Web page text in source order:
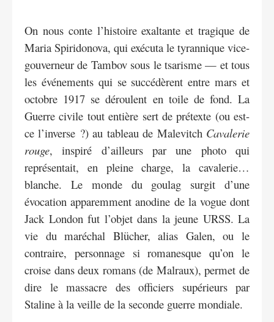
On nous conte l’histoire exaltante et tragique de
Maria Spiridonova, qui exécuta le tyrannique vice-
gouverneur de Tambov sous le tsarisme — et tous
les événements qui se succédèrent entre mars et
octobre 1917 se déroulent en toile de fond. La
Guerre civile tout entière sert de prétexte (ou est-
ce l’inverse ?) au tableau de Malevitch Cavalerie
rouge, inspiré d’ailleurs par une photo qui
représentait, en pleine charge, la cavalerie…
blanche. Le monde du goulag surgit d’une
évocation apparemment anodine de la vogue dont
Jack London fut l’objet dans la jeune URSS. La
vie du maréchal Blücher, alias Galen, ou le
contraire, personnage si romanesque qu’on le
croise dans deux romans (de Malraux), permet de
dire le massacre des officiers supérieurs par
Staline à la veille de la seconde guerre mondiale.